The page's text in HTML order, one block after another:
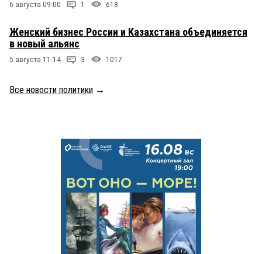
6 августа 09:00 1 618
Женский бизнес России и Казахстана объединяется
в новый альянс
5 августа 11:14 3 1017
Все новости политики →